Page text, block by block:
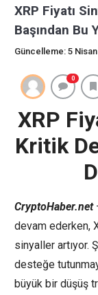
XRP Fiyatı
Başından Bu
Güncelleme: 5
0
XRP
Kritik
CryptoHaber.net
devam ederken,
sinyaller artıyor.
desteğe
büyük bir düşüş